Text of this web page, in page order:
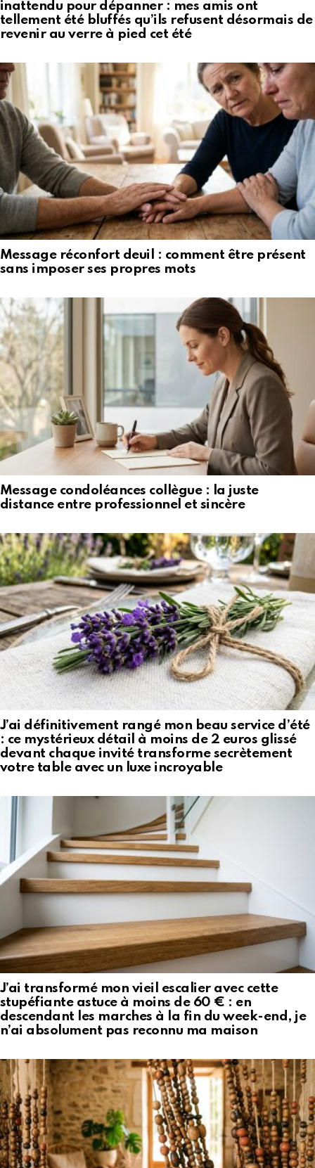
inattendu pour dépanner : mes amis ont
tellement été bluffés qu’ils refusent désormais de
revenir au verre à pied cet été
Message réconfort deuil : comment être présent
sans imposer ses propres mots
Message condoléances collègue : la juste
distance entre professionnel et sincère
J’ai définitivement rangé mon beau service d’été
: ce mystérieux détail à moins de 2 euros glissé
devant chaque invité transforme secrètement
votre table avec un luxe incroyable
J’ai transformé mon vieil escalier avec cette
stupéfiante astuce à moins de 60 € : en
descendant les marches à la fin du week-end, je
n’ai absolument pas reconnu ma maison